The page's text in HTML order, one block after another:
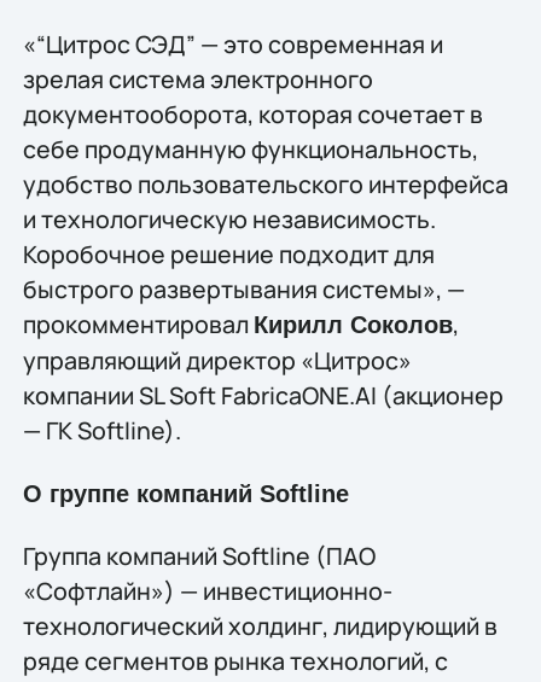
«“Цитрос СЭД” — это современная и
зрелая система электронного
документооборота, которая сочетает в
себе продуманную функциональность,
удобство пользовательского интерфейса
и технологическую независимость.
Коробочное решение подходит для
быстрого развертывания системы», —
прокомментировал Кирилл Соколов,
управляющий директор «Цитрос»
компании SL Soft FabricaONE.AI (акционер
— ГК Softline).
О группе компаний Softline
Группа компаний Softline (ПАО
«Софтлайн») — инвестиционно-
технологический холдинг, лидирующий в
ряде сегментов рынка технологий, c